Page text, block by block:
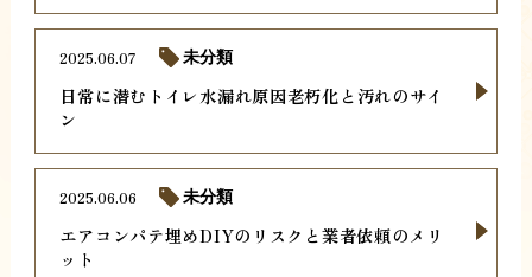
日常に潜むトイレ水漏れ原因老朽化と汚れのサイ
ン
2025.06.07 未分類
エアコンパテ埋めDIYのリスクと業者依頼のメリ
ット
2025.06.06 未分類